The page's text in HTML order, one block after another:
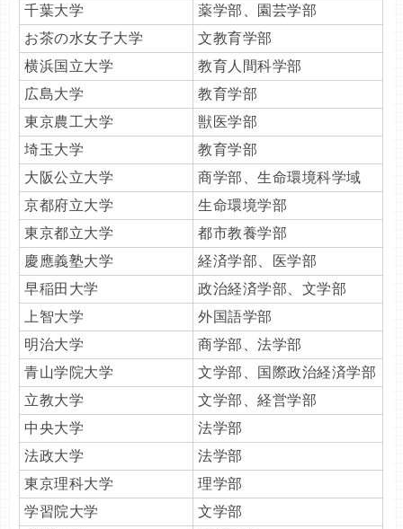
千葉大学
薬学部、園芸学部
お茶の水女子大学
文教育学部
横浜国立大学
教育人間科学部
広島大学
教育学部
東京農工大学
獣医学部
埼玉大学
教育学部
大阪公立大学
商学部、生命環境科学域
京都府立大学
生命環境学部
東京都立大学
都市教養学部
慶應義塾大学
経済学部、医学部
早稲田大学
政治経済学部、文学部
上智大学
外国語学部
明治大学
商学部、法学部
青山学院大学
文学部、国際政治経済学部
立教大学
文学部、経営学部
中央大学
法学部
法政大学
法学部
東京理科大学
理学部
学習院大学
文学部